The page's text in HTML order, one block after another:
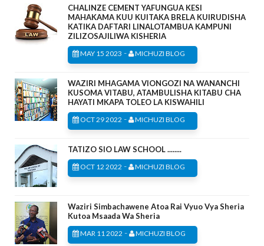
CHALINZE CEMENT YAFUNGUA KESI
MAHAKAMA KUU KUITAKA BRELA KUIRUDISHA
KATIKA DAFTARI LINALOTAMBUA KAMPUNI
ZILIZOSAJILIWA KISHERIA
MAY 15 2023 - MICHUZI BLOG
WAZIRI MHAGAMA VIONGOZI NA WANANCHI
KUSOMA VITABU, ATAMBULISHA KITABU CHA
HAYATI MKAPA TOLEO LA KISWAHILI
OCT 29 2022 - MICHUZI BLOG
TATIZO SIO LAW SCHOOL ........
OCT 12 2022 - MICHUZI BLOG
Waziri Simbachawene Atoa Rai Vyuo Vya Sheria
Kutoa Msaada Wa Sheria
MAR 11 2022 - MICHUZI BLOG